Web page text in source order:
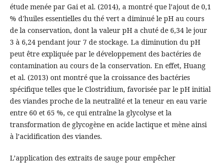
étude menée par Gai et al. (2014), a montré que l’ajout de 0,1
% d'huiles essentielles du thé vert a diminué le pH au cours
de la conservation, dont la valeur pH a chuté de 6,34 le jour
3 à 6,24 pendant jour 7 de stockage. La diminution du pH
peut être expliquée par le développement des bactéries de
contamination au cours de la conservation. En effet, Huang
et al. (2013) ont montré que la croissance des bactéries
spécifique telles que le Clostridium, favorisée par le pH initial
des viandes proche de la neutralité et la teneur en eau varie
entre 60 et 65 %, ce qui entraîne la glycolyse et la
transformation de glycogène en acide lactique et mène ainsi
à l’acidification des viandes.
L’application des extraits de sauge pour empêcher